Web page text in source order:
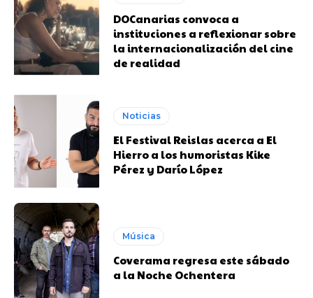
DOCanarias convoca a
instituciones a reflexionar sobre
la internacionalización del cine
de realidad
Noticias
El Festival Reislas acerca a El
Hierro a los humoristas Kike
Pérez y Darío López
Música
Coverama regresa este sábado
a la Noche Ochentera